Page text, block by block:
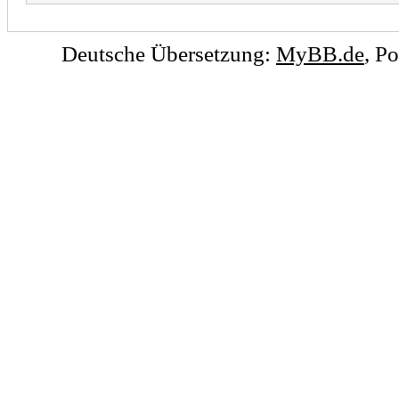
Deutsche Übersetzung: MyBB.de,